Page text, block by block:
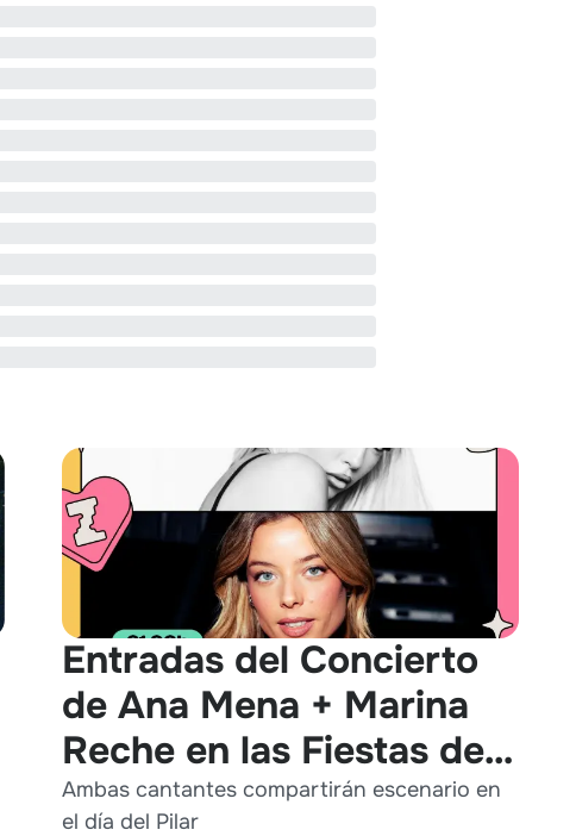
Entradas del Concierto
de Ana Mena + Marina
Reche en las Fiestas del
Pilar 2026
Ambas cantantes compartirán escenario en
el día del Pilar